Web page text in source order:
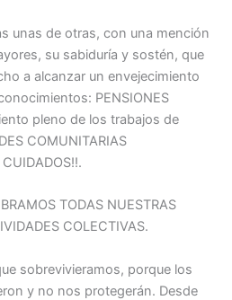
unas de otras, con una mención
su sabiduría y sostén, que
a alcanzar un envejecimiento
PENSIONES
pleno de los trabajos de
COMUNITARIAS
TODAS NUESTRAS
COLECTIVAS.
sobrevivieramos, porque los
y no nos protegerán. Desde